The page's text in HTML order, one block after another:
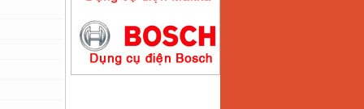
Máy hàn que điện tử
Hồng ký HK200E
Giá :4100000VND